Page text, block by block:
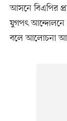
আসনে বিএপির
যুগপৎ আন্দোলনে
বলে আলোচনা